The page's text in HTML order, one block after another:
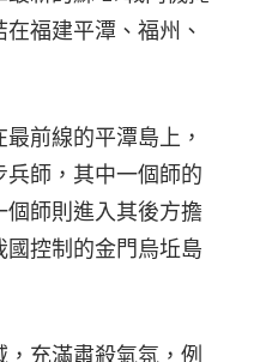
福建平潭、福州、
前線的平潭島上，
師，其中一個師的
個師則進入其後方擔
控制的金門烏坵島
充滿肅殺氣氛，例